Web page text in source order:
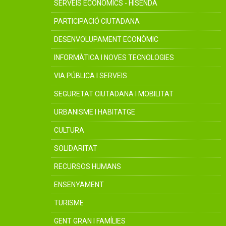
SERVEIS ECONÒMICS - HISENDA
PARTICIPACIÓ CIUTADANA
DESENVOLUPAMENT ECONÒMIC
INFORMÀTICA I NOVES TECNOLOGIES
VIA PÚBLICA I SERVEIS
SEGURETAT CIUTADANA I MOBILITAT
URBANISME I HABITATGE
CULTURA
SOLIDARITAT
RECURSOS HUMANS
ENSENYAMENT
TURISME
GENT GRAN I FAMÍLIES